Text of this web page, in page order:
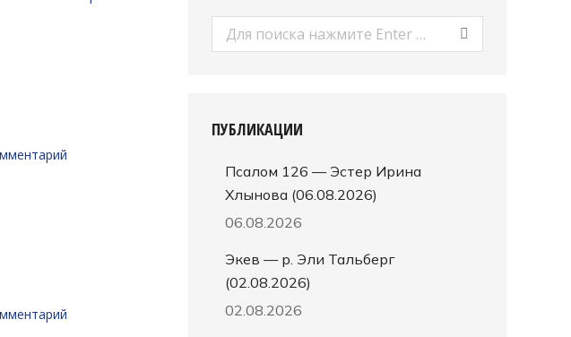
Поиск:
ПУБЛИКАЦИИ
Псалом 126 — Эстер Ирина
Хлынова (06.08.2026)
06.08.2026
Экев — р. Эли Тальберг
(02.08.2026)
02.08.2026